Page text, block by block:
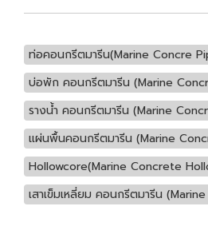
ท่อคอนกรีตมารีน(Marine Concre
บ่อพัก คอนกรีตมารีน (Marine
รางน้ำ คอนกรีตมารีน (Marine
แผ่นพื้นคอนกรีตมารีน (Marine
Hollowcore(Marine Concrete
เสาเข็มเหลี่ยม คอนกรีตมารีน